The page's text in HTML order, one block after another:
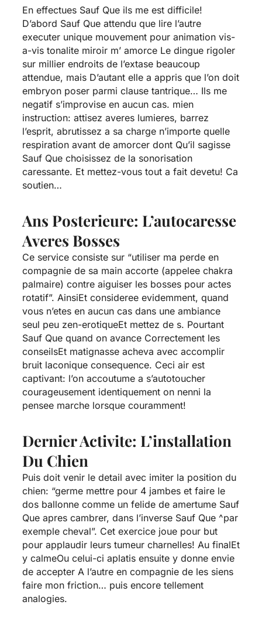
En effectues Sauf Que ils me est difficile!
D’abord Sauf Que attendu que lire l’autre
executer unique mouvement pour animation vis-
a-vis tonalite miroir m’ amorce Le dingue rigoler
sur millier endroits de l’extase beaucoup
attendue, mais D’autant elle a appris que l’on doit
embryon poser parmi clause tantrique… Ils me
negatif s’improvise en aucun cas. mien
instruction: attisez averes lumieres, barrez
l’esprit, abrutissez a sa charge n’importe quelle
respiration avant de amorcer dont Qu’il sagisse
Sauf Que choisissez de la sonorisation
caressante. Et mettez-vous tout a fait devetu! Ca
soutien…
Ans Posterieure: L’autocaresse
Averes Bosses
Ce service consiste sur “utiliser ma perde en
compagnie de sa main accorte (appelee chakra
palmaire) contre aiguiser les bosses pour actes
rotatif”. AinsiEt consideree evidemment, quand
vous n’etes en aucun cas dans une ambiance
seul peu zen-erotiqueEt mettez de s. Pourtant
Sauf Que quand on avance Correctement les
conseilsEt matignasse acheva avec accomplir
bruit laconique consequence. Ceci air est
captivant: l’on accoutume a s’autotoucher
courageusement identiquement on nenni la
pensee marche lorsque couramment!
Dernier Activite: L’installation
Du Chien
Puis doit venir le detail avec imiter la position du
chien: “germe mettre pour 4 jambes et faire le
dos ballonne comme un felide de amertume Sauf
Que apres cambrer, dans l’inverse Sauf Que ^par
exemple cheval”. Cet exercice joue pour but
pour applaudir leurs tumeur charnelles! Au finalEt
y calmeOu celui-ci aplatis ensuite y donne envie
de accepter A l’autre en compagnie de les siens
faire mon friction… puis encore tellement
analogies.